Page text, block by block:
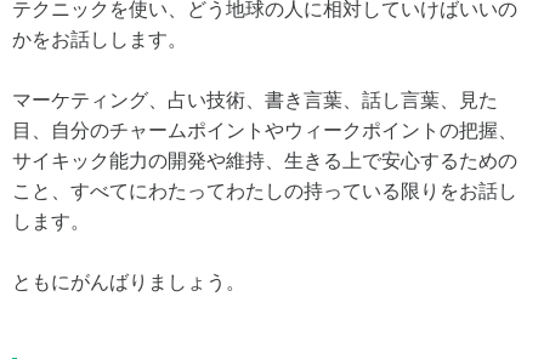
テクニックを使い、どう地球の人に相対していけばいいの
かをお話しします。
マーケティング、占い技術、書き言葉、話し言葉、見た
目、自分のチャームポイントやウィークポイントの把握、
サイキック能力の開発や維持、生きる上で安心するための
こと、すべてにわたってわたしの持っている限りをお話し
します。
ともにがんばりましょう。